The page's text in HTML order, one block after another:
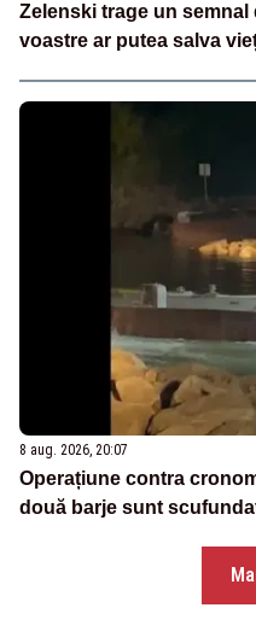
Zelenski trage un semnal
voastre ar putea salva
8 aug. 2026, 20:07
Operațiune contra
două barje sunt